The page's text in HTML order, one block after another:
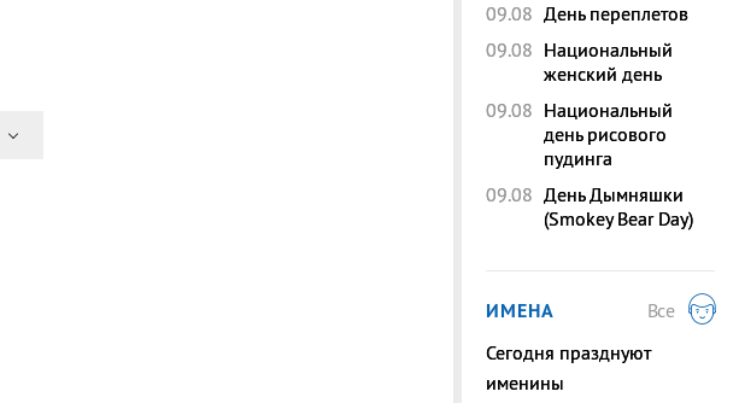
09.08 День переплетов
09.08 Национальный
женский день
09.08 Национальный
день рисового
пудинга
09.08 День Дымняшки
(Smokey Bear Day)
ИМЕНА
Все
Сегодня празднуют
именины